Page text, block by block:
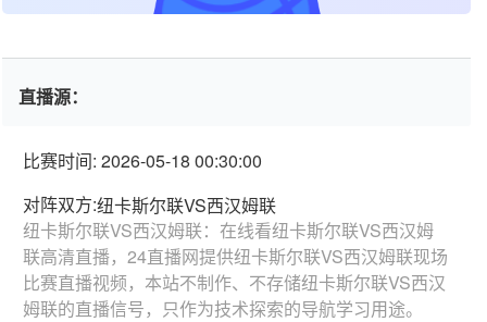
直播源：
比赛时间: 2026-05-18 00:30:00
对阵双方:纽卡斯尔联VS西汉姆联
纽卡斯尔联VS西汉姆联：在线看纽卡斯尔联VS西汉姆
联高清直播，24直播网提供纽卡斯尔联VS西汉姆联现场
比赛直播视频，本站不制作、不存储纽卡斯尔联VS西汉
姆联的直播信号，只作为技术探索的导航学习用途。